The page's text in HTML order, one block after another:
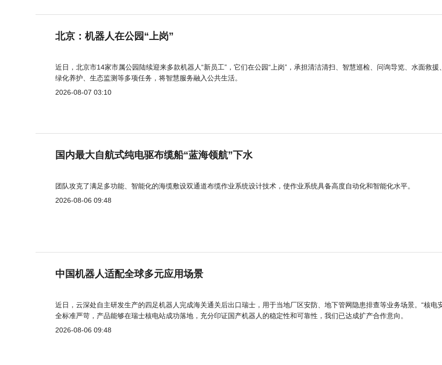
北京：机器人在公园“上岗”
近日，北京市14家市属公园陆续迎来多款机器人“新员工”，它们在公园“上岗”，承担清洁清扫、智慧巡检、问询导览、水面救援
绿化养护、生态监测等多项任务，将智慧服务融入公共生活。
2026-08-07 03:10
国内最大自航式纯电驱布缆船“蓝海领航”下水
团队攻克了满足多功能、智能化的海缆敷设双通道布缆作业系统设计技术，使作业系统具备高度自动化和智能化水平。
2026-08-06 09:48
中国机器人适配全球多元应用场景
近日，云深处自主研发生产的四足机器人完成海关通关后出口瑞士，用于当地厂区安防、地下管网隐患排查等业务场景。“核电
全标准严苛，产品能够在瑞士核电站成功落地，充分印证国产机器人的稳定性和可靠性，我们已达成扩产合作意向。
2026-08-06 09:48